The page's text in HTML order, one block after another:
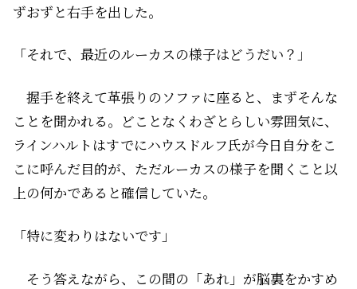
ずおずと右手を出した。
「それで、最近のルーカスの様子はどうだい？」
握手を終えて革張りのソファに座ると、まずそんな
ことを聞かれる。どことなくわざとらしい雰囲気に、
ラインハルトはすでにハウスドルフ氏が今日自分をこ
こに呼んだ目的が、ただルーカスの様子を聞くこと以
上の何かであると確信していた。
「特に変わりはないです」
そう答えながら、この間の「あれ」が脳裏をかすめ